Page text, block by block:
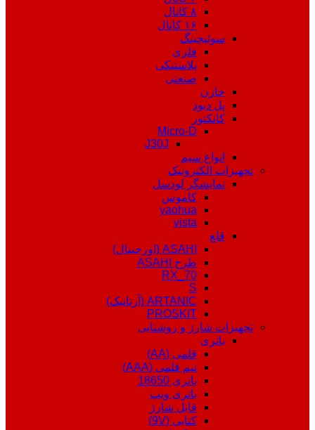
۸ کانال
۱۶ کانال
سوئیچینگ
فلزی
پلاستیکی
صنعتی
خازن
پل دیود
کانکتور
Micro-D
J30J
انواع سیم
تجهیزات الکترونیک
نمایشگر لودسل
کاموس
yaohua
vista
قلع
ASAHI (اورجینال)
طرح ASAHI
RX_70
S
ARTANIC (آرتانیک)
PROSKIT
تجهیزات شارژ و روشنایی
باتری
قلمی (AA)
نیم قلمی (AAA)
باتری 18650
باتری ویپ
قابل شارژ
کتابی (9V)